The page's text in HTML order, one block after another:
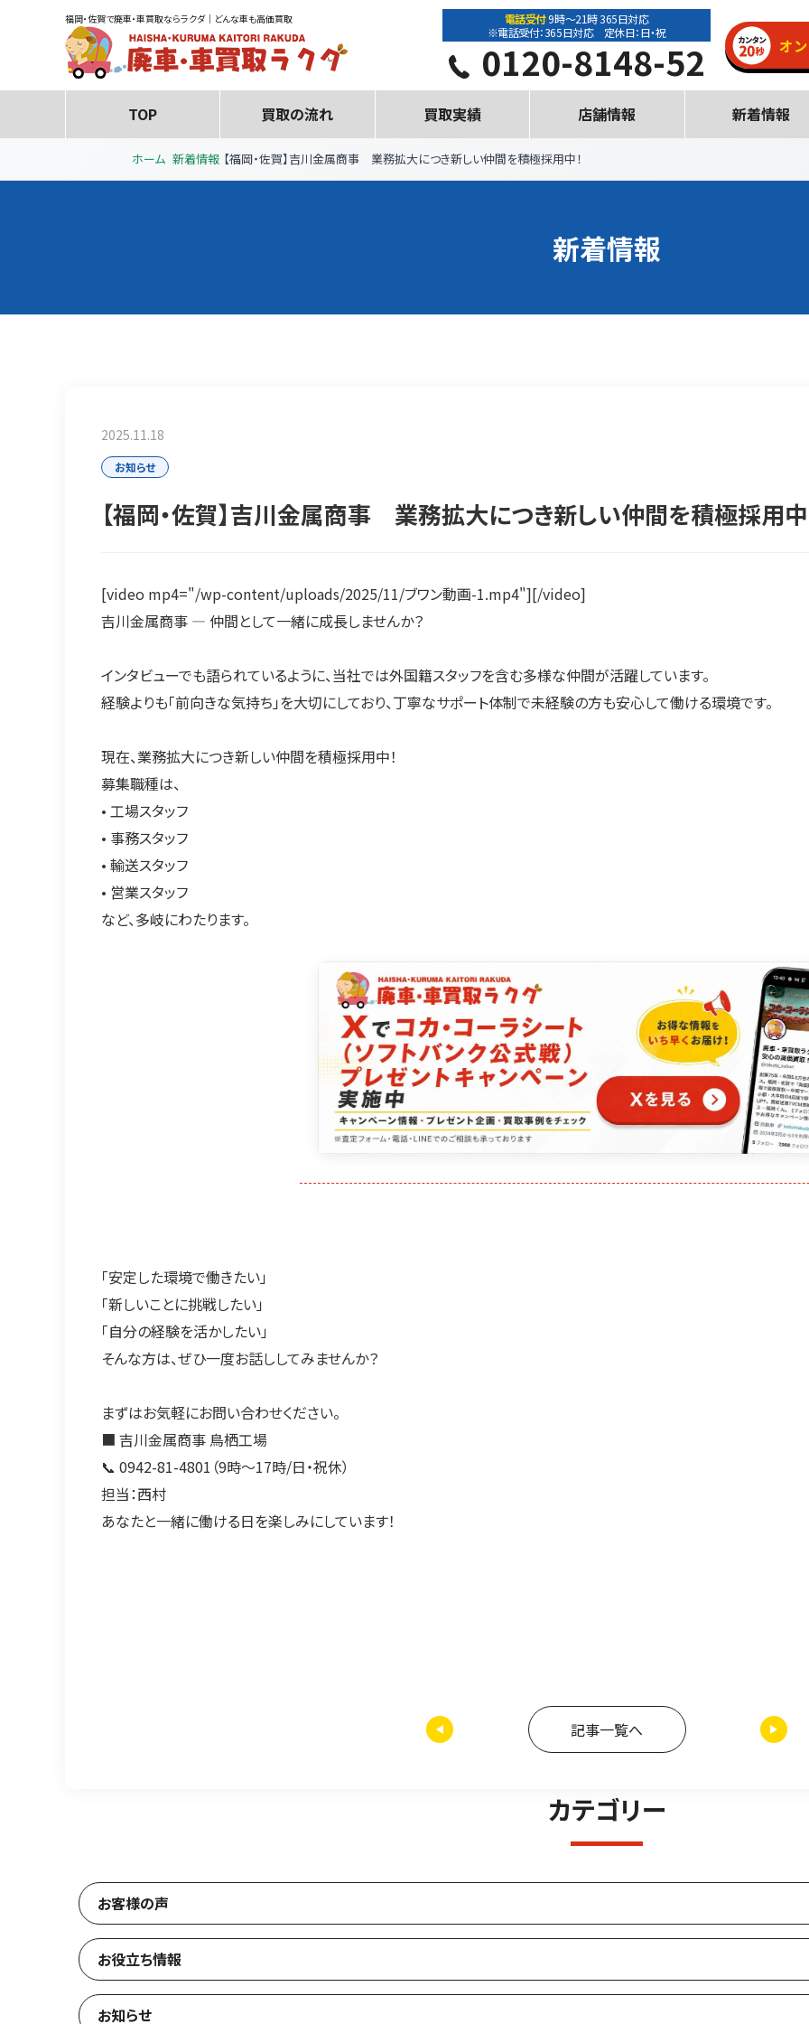
福岡・佐賀で廃車・車買取ならラクダ｜どんな車も高価買取 電話受付9時～21時 365日対応
※電話受付：365日対応 定休日：日・祝
0120-8148-52
TOP 買取の流れ 買取実績 店舗情報 新着情報
ホーム 新着情報 【福岡・佐賀】吉川金属商事 業務拡大につき新しい仲間を積極採用中！
新着情報
2025.11.18
お知らせ
【福岡・佐賀】吉川金属商事 業務拡大につき新しい仲間を積極採用中
[video mp4="/wp-content/uploads/2025/11/ブワン動画-1.mp4"][/video]
吉川金属商事 ― 仲間として一緒に成長しませんか？
インタビューでも語られているように、当社では外国籍スタッフを含む多様な仲間が活躍しています。
経験よりも「前向きな気持ち」を大切にしており、丁寧なサポート体制で未経験の方も安心して働ける環境です。
現在、業務拡大につき新しい仲間を積極採用中！
募集職種は、
• 工場スタッフ
• 事務スタッフ
• 輸送スタッフ
• 営業スタッフ
など、多岐にわたります。
「安定した環境で働きたい」
「新しいことに挑戦したい」
「自分の経験を活かしたい」
そんな方は、ぜひ一度お話ししてみませんか？
まずはお気軽にお問い合わせください。
■ 吉川金属商事 鳥栖工場
📞 0942-81-4801（9時～17時/日・祝休）
担当：西村
あなたと一緒に働ける日を楽しみにしています！
記事一覧へ
カテゴリー
お客様の声
お役立ち情報
お知らせ